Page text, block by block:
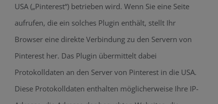
USA („Pinterest“) betrieben wird. Wenn Sie eine Seite
aufrufen, die ein solches Plugin enthält, stellt Ihr
Browser eine direkte Verbindung zu den Servern von
Pinterest her. Das Plugin übermittelt dabei
Protokolldaten an den Server von Pinterest in die USA.
Diese Protokolldaten enthalten möglicherweise Ihre IP-